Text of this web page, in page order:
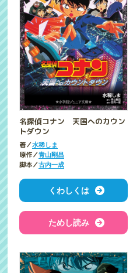
名探偵コナン 天国へのカウン
トダウン
著／水稀しま
原作／青山剛昌
脚本／古内一成
くわしくは
ためし読み